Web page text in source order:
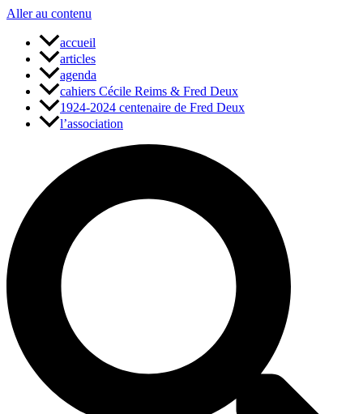
Aller au contenu
accueil
articles
agenda
cahiers Cécile Reims & Fred Deux
1924-2024 centenaire de Fred Deux
l’association